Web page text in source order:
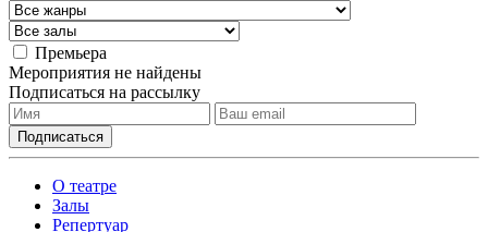
Премьера
Мероприятия не найдены
Подписаться на рассылку
О театре
Залы
Репертуар